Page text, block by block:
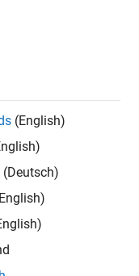
(English)
(Deutsch)